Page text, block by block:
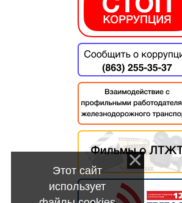
Этот сайт
использует